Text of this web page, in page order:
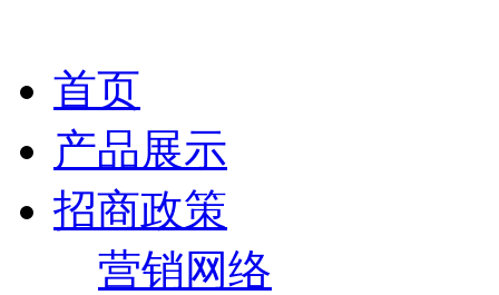
首页
产品展示
招商政策
营销网络